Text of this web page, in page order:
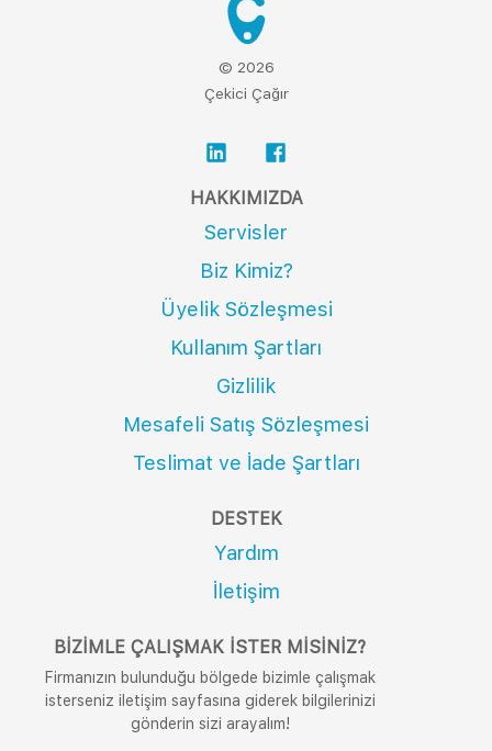
© 2026
Çekici Çağır
HAKKIMIZDA
Servisler
Biz Kimiz?
Üyelik Sözleşmesi
Kullanım Şartları
Gizlilik
Mesafeli Satış Sözleşmesi
Teslimat ve İade Şartları
DESTEK
Yardım
İletişim
BIZIMLE ÇALIŞMAK İSTER MISINIZ?
Firmanızın bulunduğu bölgede bizimle çalışmak
isterseniz iletişim sayfasına giderek bilgilerinizi
gönderin sizi arayalım!